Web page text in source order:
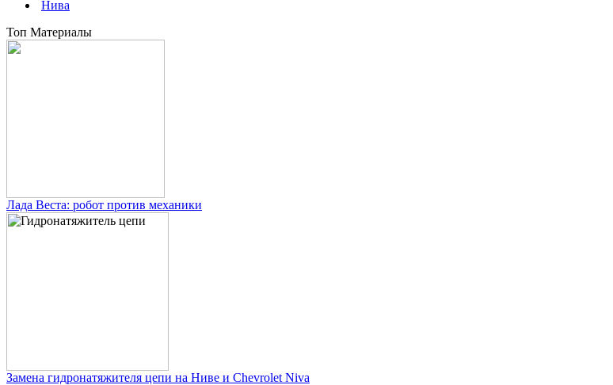
Нива
Топ Материалы
Лада Веста: робот против механики
Замена гидронатяжителя цепи на Ниве и Chevrolet Niva